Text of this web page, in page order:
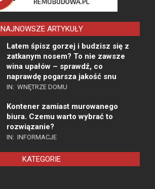
NAJNOWSZE ARTYKUŁY
Latem śpisz gorzej i budzisz się z
zatkanym nosem? To nie zawsze
wina upałów – sprawdź, co
naprawdę pogarsza jakość snu
IN: WNĘTRZE DOMU
Kontener zamiast murowanego
biura. Czemu warto wybrać to
rozwiązanie?
IN: INFORMACJE
KATEGORIE